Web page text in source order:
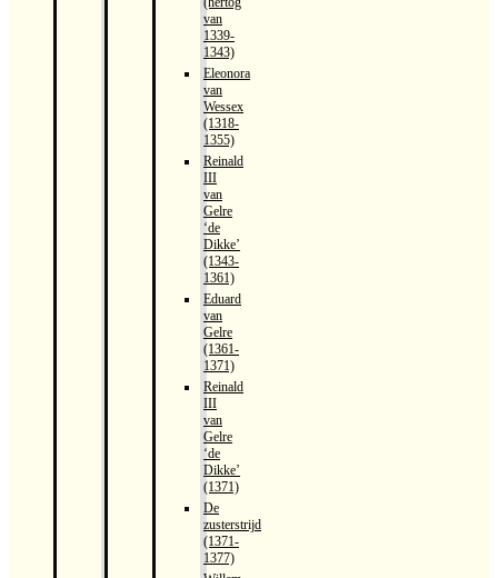
van
1339-
1343)
Eleonora
van
Wessex
(1318-
1355)
Reinald
III
van
Gelre
‘de
Dikke’
(1343-
1361)
Eduard
van
Gelre
(1361-
1371)
Reinald
III
van
Gelre
‘de
Dikke’
(1371)
De
zusterstrijd
(1371-
1377)